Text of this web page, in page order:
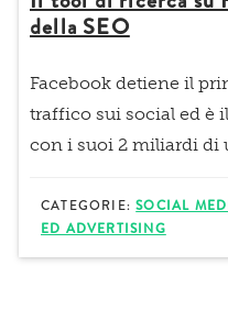
della SEO
Facebook detiene il
traffico sui social ed è
con i suoi 2 miliardi di
CATEGORIE:SOCIAL
ED ADVERTISING